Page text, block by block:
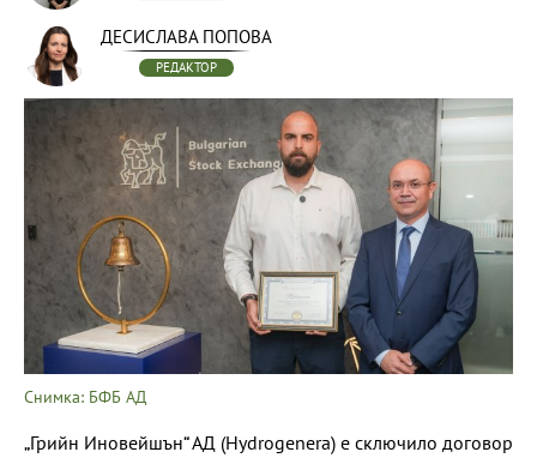
ДЕСИСЛАВА ПОПОВА
РЕДАКТОР
Снимка: БФБ АД
„Грийн Иновейшън“ АД (Hydrogenera) е сключило договор